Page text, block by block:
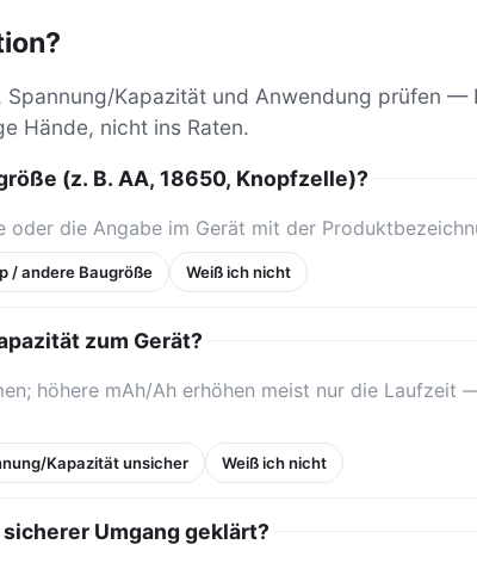
Kapazität und Anwendung prüfen —
Hände, nicht ins Raten.
(z. B. AA, 18650, Knopfzelle)?
die Angabe im Gerät mit der
/ andere Baugröße Weiß ich nicht
zum Gerät?
höhere mAh/Ah erhöhen meist nur die Laufzeit
Kapazität unsicher Weiß ich nicht
Umgang geklärt?